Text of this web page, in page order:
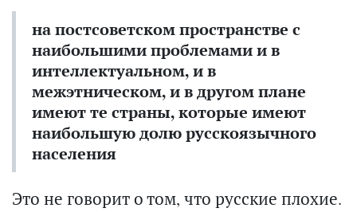
на постсоветском пространстве с
наибольшими проблемами и в
интеллектуальном, и в
межэтническом, и в другом плане
имеют те страны, которые имеют
наибольшую долю русскоязычного
населения
Это не говорит о том, что русские плохие.